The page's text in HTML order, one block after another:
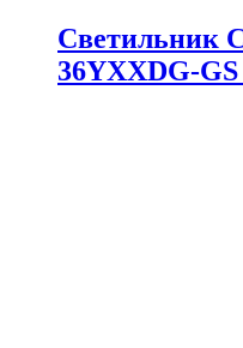
Светильник
36YXXDG-